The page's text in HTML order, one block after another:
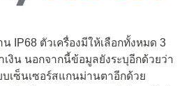
IP68 ตัวเครื่องมีให้เลือกทั้งหมด 3
งิน นอกจากนี้ข้อมูลยังระบุอีกด้วยว่า
บเซ็นเซอร์สแกนม่านตาอีกด้วย